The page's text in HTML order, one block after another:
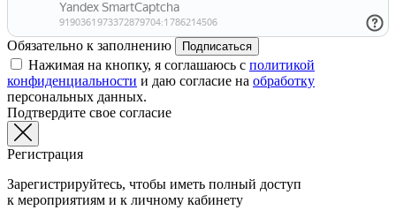
Обязательно к заполнению Подписаться
Нажимая на кнопку, я соглашаюсь с политикой
конфиденциальности и даю согласие на обработку
персональных данных.
Подтвердите свое согласие
Регистрация
Зарегистрируйтесь, чтобы иметь полный доступ
к мероприятиям и к личному кабинету